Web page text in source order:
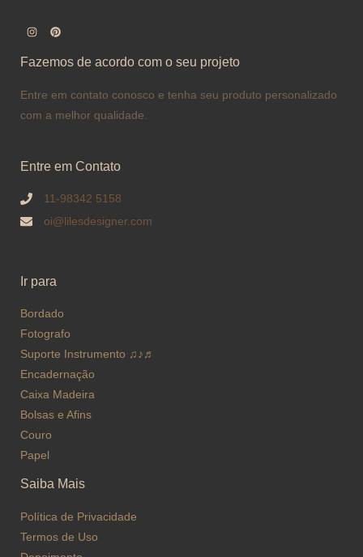
Fazemos de acordo com o seu projeto
Entre em contato conosco e tenha seu produto personalizado
com a melhor qualidade.
Entre em Contato
11-98342 5158
oi@lilesdesigner.com
Ir para
Bordado
Fotografo
Suporte Instrumento ♫♪♬
Encadernação
Caixa Madeira
Bolsas e Afins
Couro
Papel
Saiba Mais
Política de Privacidade
Termos de Uso